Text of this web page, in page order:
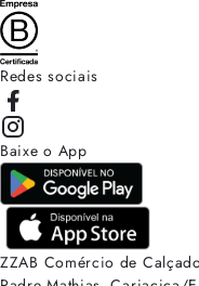
Redes sociais
Baixe o App
ZZAB Comércio de